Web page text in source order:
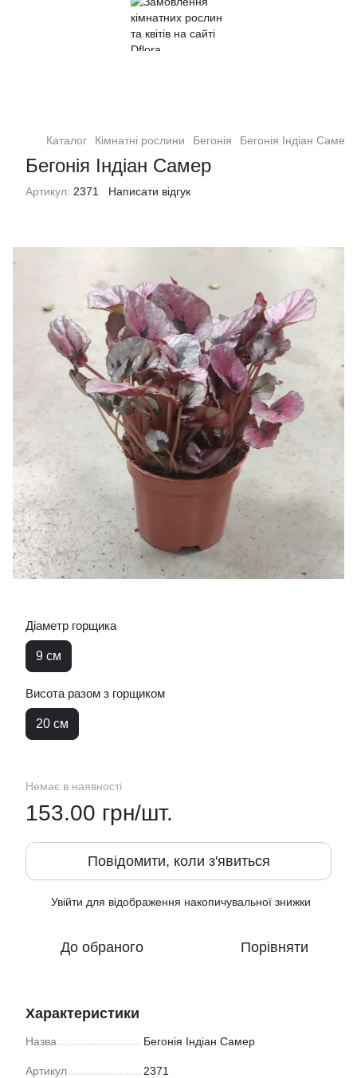
Кімнатні рослини та квіти
Каталог Кімнатні рослини Бегонія Бегонія Індіан Самер
Бегонія Індіан Самер
Артикул: 2371 Написати відгук
Діаметр горщика
9 см
Висота разом з горщиком
20 см
Немає в наявності
153.00 грн/шт.
Повідомити, коли з'явиться
Увійти для відображення накопичувальної знижки
До обраного Порівняти
Характеристики
Назва Бегонія Індіан Самер
Артикул 2371